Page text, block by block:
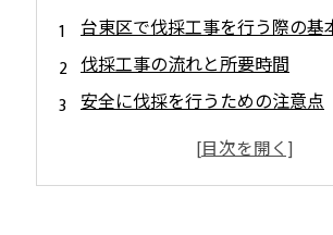
台東区で伐採工事を行う際の基
伐採工事の流れと所要時間
安全に伐採を行うための注意点
台東区での伐採工事の許可と手